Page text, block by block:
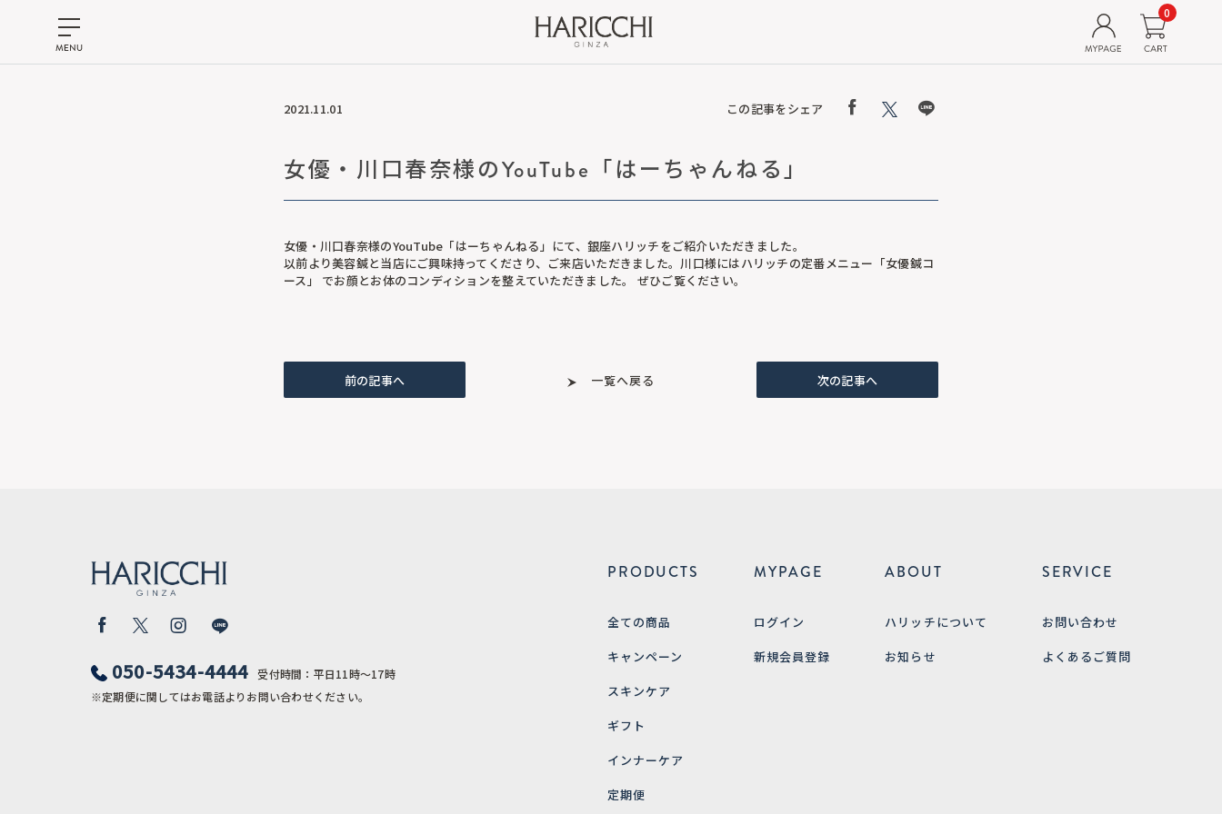
0
2021.11.01 この記事をシェア
女優・川口春奈様のYouTube「はーちゃんねる」
女優・川口春奈様のYouTube「はーちゃんねる」にて、銀座ハリッチをご紹介いただきました。
以前より美容鍼と当店にご興味持ってくださり、ご来店いただきました。川口様にはハリッチの定番メニュー「女優鍼コ
ース」 でお顔とお体のコンディションを整えていただきました。 ぜひご覧ください。
前の記事へ 一覧へ戻る 次の記事へ
050-5434-4444
受付時間：平日11時〜17時
※定期便に関してはお電話よりお問い合わせください。
PRODUCTS
全ての商品
キャンペーン
スキンケア
ギフト
インナーケア
定期便
MYPAGE
ログイン
新規会員登録
ABOUT
ハリッチについて
お知らせ
SERVICE
お問い合わせ
よくあるご質問